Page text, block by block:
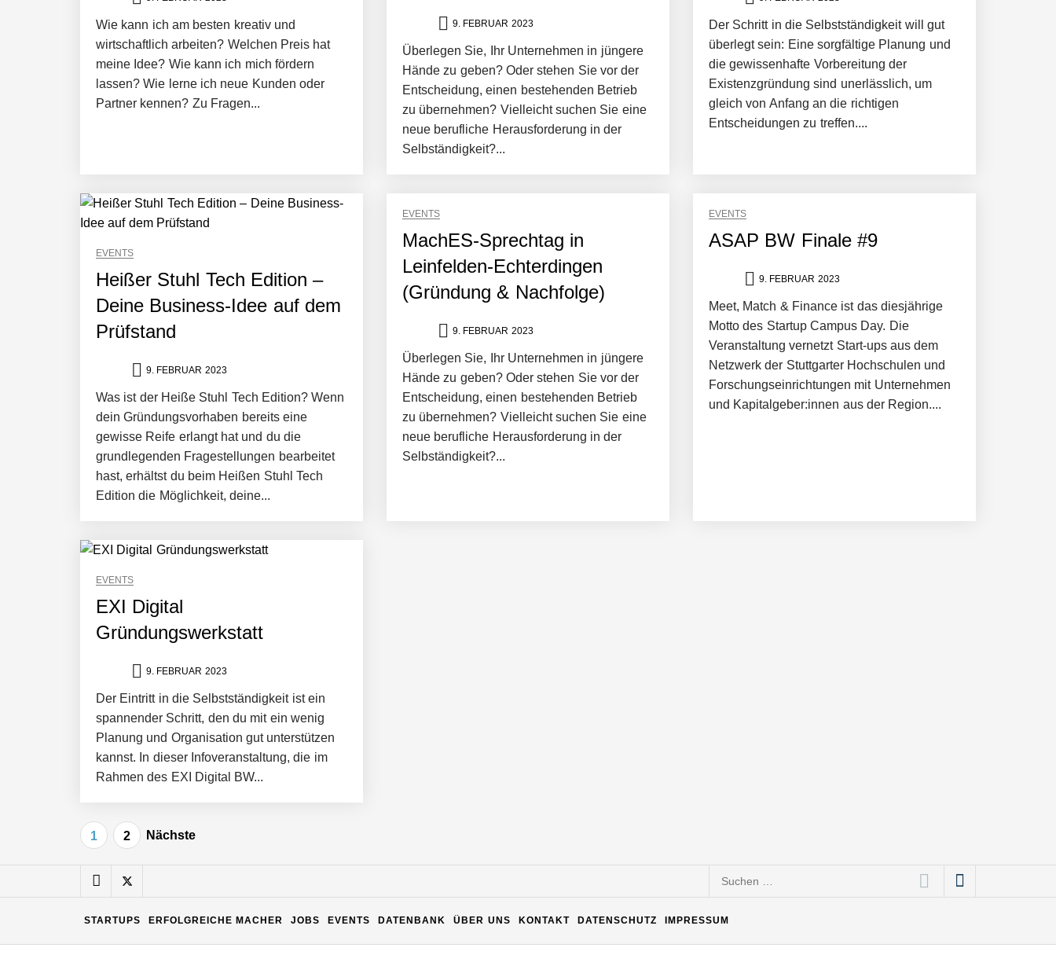
Wie kann ich am besten kreativ und
wirtschaftlich arbeiten? Welchen Preis hat
meine Idee? Wie kann ich mich fördern
lassen? Wie lerne ich neue Kunden oder
Partner kennen? Zu Fragen...
9. FEBRUAR 2023
Überlegen Sie, Ihr Unternehmen in jüngere
Hände zu geben? Oder stehen Sie vor der
Entscheidung, einen bestehenden Betrieb
zu übernehmen? Vielleicht suchen Sie eine
neue berufliche Herausforderung in der
Selbständigkeit?...
Der Schritt in die Selbstständigkeit will gut
überlegt sein: Eine sorgfältige Planung und
die gewissenhafte Vorbereitung der
Existenzgründung sind unerlässlich, um
gleich von Anfang an die richtigen
Entscheidungen zu treffen....
EVENTS
Heißer Stuhl Tech Edition –
Deine Business-Idee auf dem
Prüfstand
9. FEBRUAR 2023
Was ist der Heiße Stuhl Tech Edition? Wenn
dein Gründungsvorhaben bereits eine
gewisse Reife erlangt hat und du die
grundlegenden Fragestellungen bearbeitet
hast, erhältst du beim Heißen Stuhl Tech
Edition die Möglichkeit, deine...
EVENTS
MachES-Sprechtag in
Leinfelden-Echterdingen
(Gründung & Nachfolge)
9. FEBRUAR 2023
Überlegen Sie, Ihr Unternehmen in jüngere
Hände zu geben? Oder stehen Sie vor der
Entscheidung, einen bestehenden Betrieb
zu übernehmen? Vielleicht suchen Sie eine
neue berufliche Herausforderung in der
Selbständigkeit?...
EVENTS
ASAP BW Finale #9
9. FEBRUAR 2023
Meet, Match & Finance ist das diesjährige
Motto des Startup Campus Day. Die
Veranstaltung vernetzt Start-ups aus dem
Netzwerk der Stuttgarter Hochschulen und
Forschungseinrichtungen mit Unternehmen
und Kapitalgeber:innen aus der Region....
EVENTS
EXI Digital
Gründungswerkstatt
9. FEBRUAR 2023
Der Eintritt in die Selbstständigkeit ist ein
spannender Schritt, den du mit ein wenig
Planung und Organisation gut unterstützen
kannst. In dieser Infoveranstaltung, die im
Rahmen des EXI Digital BW...
Seitennummerierung
Beiträge
1 2 Nächste
NEURA Robotics gibt Rekordfinanzierung von bis zu 1,4 Milliarden US-Dollar bekannt, um den Aufbau der weltweit führenden Physical-AI-Plattform zu
beschleunigen
NEURA Robotics und Amazon Web Services starten strategische Partnerschaft, um Physical AI breit auszurollen
NEURA Robotics feiert Bundesliga-Premiere: Humanoider Roboter bringt Hightech ins Stadion
Simulationsdienstleistung in Minuten statt Wochen: FiniteNow ermöglicht sofortige Angebotskalkulation für schnellere Entwicklungsprozesse
Pyck im Employer Portrait
Daniel Jarr von Pyck
Suchen
STARTUPS ERFOLGREICHE MACHER JOBS EVENTS DATENBANK ÜBER UNS KONTAKT DATENSCHUTZ IMPRESSUM